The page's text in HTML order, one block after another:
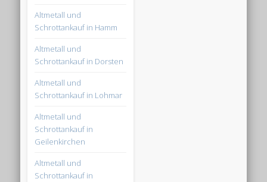
Altmetall und
Schrottankauf in Hamm
Altmetall und
Schrottankauf in Dorsten
Altmetall und
Schrottankauf in Lohmar
Altmetall und
Schrottankauf in
Geilenkirchen
Altmetall und
Schrottankauf in